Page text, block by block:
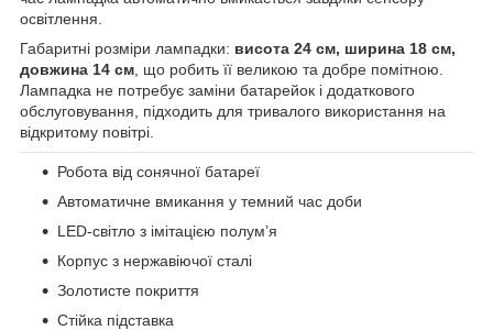
освітлення.
Габаритні розміри лампадки: висота 24 см, ширина 18 см,
довжина 14 см , що робить її великою та добре помітною.
Лампадка не потребує заміни батарейок і додаткового
обслуговування, підходить для тривалого використання на
відкритому повітрі.
Робота від сонячної батареї
Автоматичне вмикання у темний час доби
LED-світло з імітацією полумʼя
Корпус з нержавіючої сталі
Золотисте покриття
Стійка підставка